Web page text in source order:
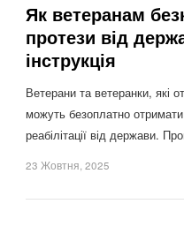
Як ветеранам
протези від
інструкція
Ветерани та ветеранки, які
можуть безоплатно
реабілітації від держави.
23 Жовтня, 2025